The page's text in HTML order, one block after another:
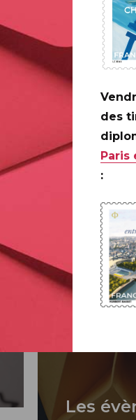
: carterie, papier
photos.
Les
des
Paris
: